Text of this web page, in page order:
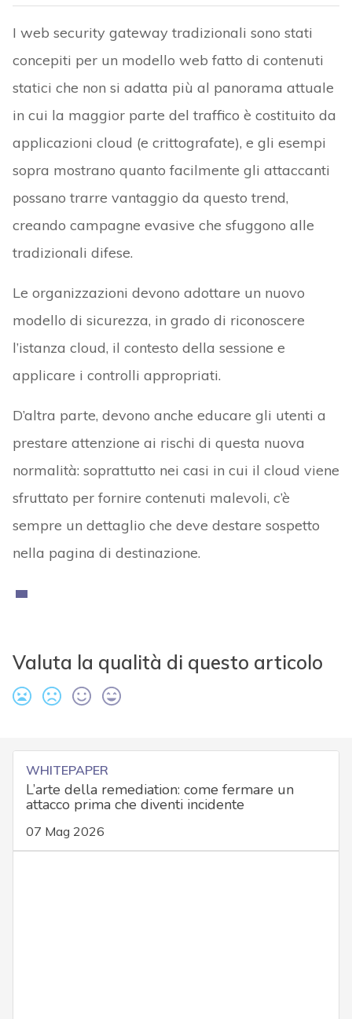
I web security gateway tradizionali sono stati
concepiti per un modello web fatto di contenuti
statici che non si adatta più al panorama attuale
in cui la maggior parte del traffico è costituito da
applicazioni cloud (e crittografate), e gli esempi
sopra mostrano quanto facilmente gli attaccanti
possano trarre vantaggio da questo trend,
creando campagne evasive che sfuggono alle
tradizionali difese.
Le organizzazioni devono adottare un nuovo
modello di sicurezza, in grado di riconoscere
l’istanza cloud, il contesto della sessione e
applicare i controlli appropriati.
D’altra parte, devono anche educare gli utenti a
prestare attenzione ai rischi di questa nuova
normalità: soprattutto nei casi in cui il cloud viene
sfruttato per fornire contenuti malevoli, c’è
sempre un dettaglio che deve destare sospetto
nella pagina di destinazione.
Valuta la qualità di questo articolo
WHITEPAPER
L’arte della remediation: come fermare un
attacco prima che diventi incidente
07 Mag 2026